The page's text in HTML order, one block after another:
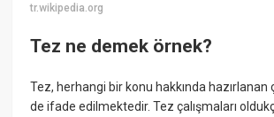
tr.wikipedia.org
Tez ne demek örnek?
Tez, herhangi bir konu hakkında hazırlanan
de ifade edilmektedir. Tez çalışmaları